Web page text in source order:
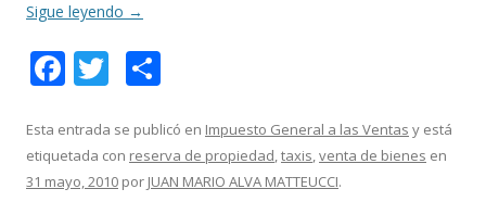
Sigue leyendo →
F
e
b
T
itt
er
m
p
Esta entrada se publicó en Impuesto General a las Ventas y está
etiquetada con reserva de propiedad,taxis,venta de bienes en
31 mayo, 2010 por JUAN MARIO ALVA MATTEUCCI.